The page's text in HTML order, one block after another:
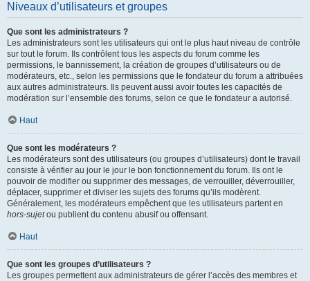
Niveaux d’utilisateurs et groupes
Que sont les administrateurs ?
Les administrateurs sont les utilisateurs qui ont le plus haut niveau de contrôle
sur tout le forum. Ils contrôlent tous les aspects du forum comme les
permissions, le bannissement, la création de groupes d’utilisateurs ou de
modérateurs, etc., selon les permissions que le fondateur du forum a attribuées
aux autres administrateurs. Ils peuvent aussi avoir toutes les capacités de
modération sur l’ensemble des forums, selon ce que le fondateur a autorisé.
Haut
Que sont les modérateurs ?
Les modérateurs sont des utilisateurs (ou groupes d’utilisateurs) dont le travail
consiste à vérifier au jour le jour le bon fonctionnement du forum. Ils ont le
pouvoir de modifier ou supprimer des messages, de verrouiller, déverrouiller,
déplacer, supprimer et diviser les sujets des forums qu’ils modèrent.
Généralement, les modérateurs empêchent que les utilisateurs partent en
hors-sujetou publient du contenu abusif ou offensant.
Haut
Que sont les groupes d’utilisateurs ?
Les groupes permettent aux administrateurs de gérer l’accès des membres et